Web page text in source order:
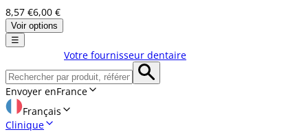
8,57 €6,00 €
Voir options
☰
Votre fournisseur dentaire
Envoyer enFrance
Français
Clinique